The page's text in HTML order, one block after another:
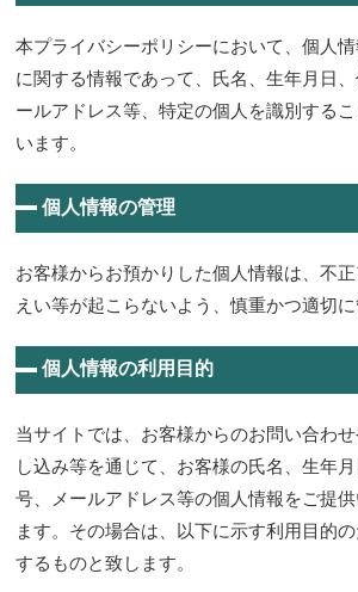
本プライバシーポリシーにおいて、個人
に関する情報であって、氏名、生年月日
ールアドレス等、特定の個人を識別する
います。
個人情報の管理
お客様からお預かりした個人情報は、不
えい等が起こらないよう、慎重かつ適切に
個人情報の利用目的
当サイトでは、お客様からのお問い合わ
し込み等を通じて、お客様の氏名、生年
号、メールアドレス等の個人情報をご提
ます。その場合は、以下に示す利用目的
するものと致します。